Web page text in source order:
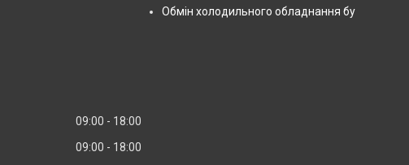
Обмін холодильного обладнання бу
09:00
18:00
09:00
18:00